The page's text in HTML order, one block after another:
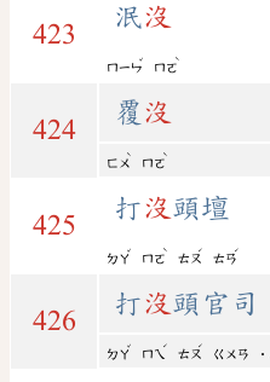
423
泯沒
ㄇㄧㄣ
ˇ
ㄇㄛ
ˋ
424
覆 沒
ㄈㄨ
ˋ
ㄇㄛ
ˋ
425
打沒 頭壇
ㄉㄚ
ˇ
ㄇㄛ
ˋ
ㄊㄡ
ˊ
ㄊㄢ
ˊ
426
打沒 頭官司
ㄉㄚ
ˇ
ㄇㄟ
ˊ
ㄊㄡ
ˊ
ㄍㄨㄢ ˙